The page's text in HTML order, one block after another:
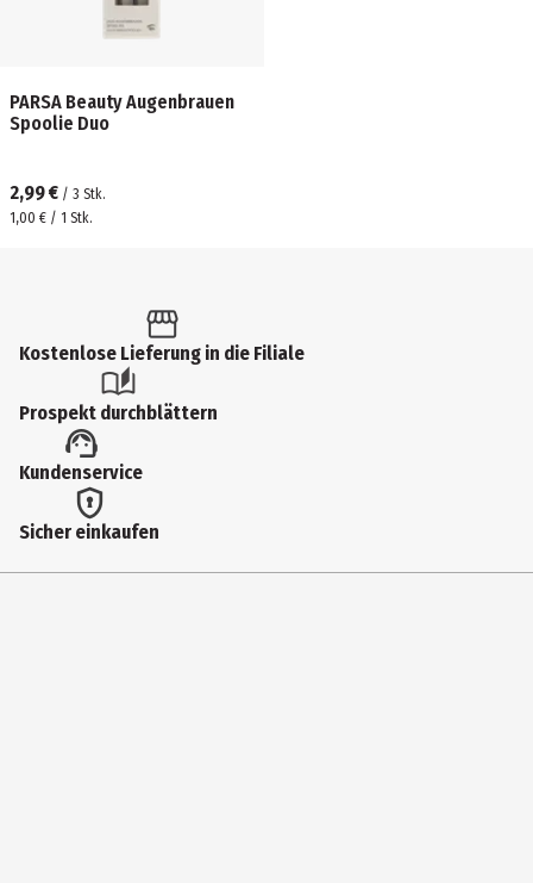
PARSA Beauty Augenbrauen
Spoolie Duo
2,99 € / 3 Stk.
1,00 € / 1 Stk.
Kostenlose Lieferung in die Filiale
Prospekt durchblättern
Kundenservice
Sicher einkaufen